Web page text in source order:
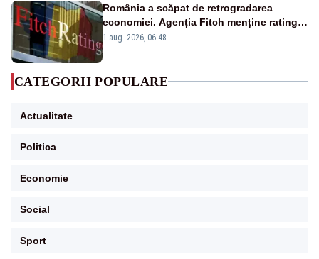
România a scăpat de retrogradarea
economiei. Agenția Fitch menține ratingul
„BBB-” cu perspectivă negativă
1 aug. 2026, 06:48
CATEGORII POPULARE
Actualitate
Politica
Economie
Social
Sport